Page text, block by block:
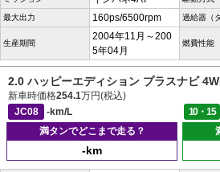
最大出力 160ps/6500rpm 過給器（
生産期間
2004年11月～200
5年04月
燃費性能
2.0 ハッピーエディション プラスナビ
新車時価格254.1万円(税込)
JC08
-km/L 10・15
満タンでどこまで走る？
-km